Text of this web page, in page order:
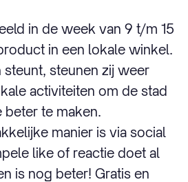
in de week van 9 t/m 15
in een lokale winkel.
steunt, steunen zij weer
activiteiten om de stad
beter te maken.
manier is via social
like of reactie doet al
is nog beter! Gratis en